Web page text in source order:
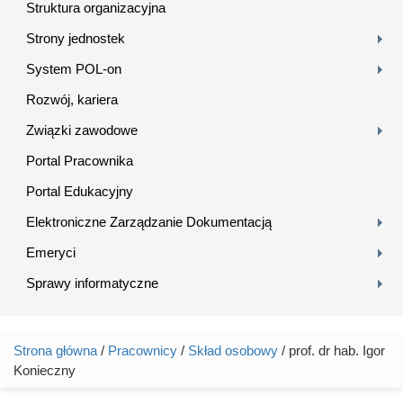
Struktura organizacyjna
Strony jednostek
System POL-on
Rozwój, kariera
Związki zawodowe
Portal Pracownika
Portal Edukacyjny
Elektroniczne Zarządzanie Dokumentacją
Emeryci
Sprawy informatyczne
Jesteś tutaj
Strona główna / Pracownicy / Skład osobowy / prof. dr hab. Igor
Konieczny